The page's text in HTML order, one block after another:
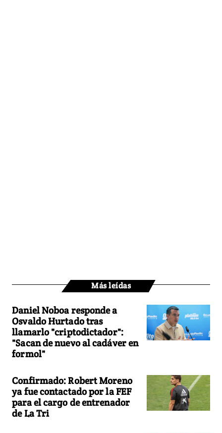
Más leídas
Daniel Noboa responde a
Osvaldo Hurtado tras
llamarlo "criptodictador":
"Sacan de nuevo al cadáver en
formol"
Confirmado: Robert Moreno
ya fue contactado por la FEF
para el cargo de entrenador
de La Tri